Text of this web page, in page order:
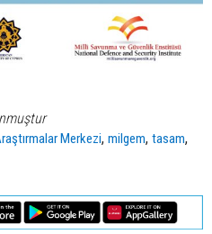
Merkezi,milgem,tasam,